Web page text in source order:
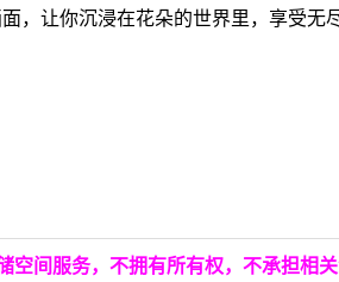
，让你沉浸在花朵的世界里，享受无
间服务，不拥有所有权，不承担相